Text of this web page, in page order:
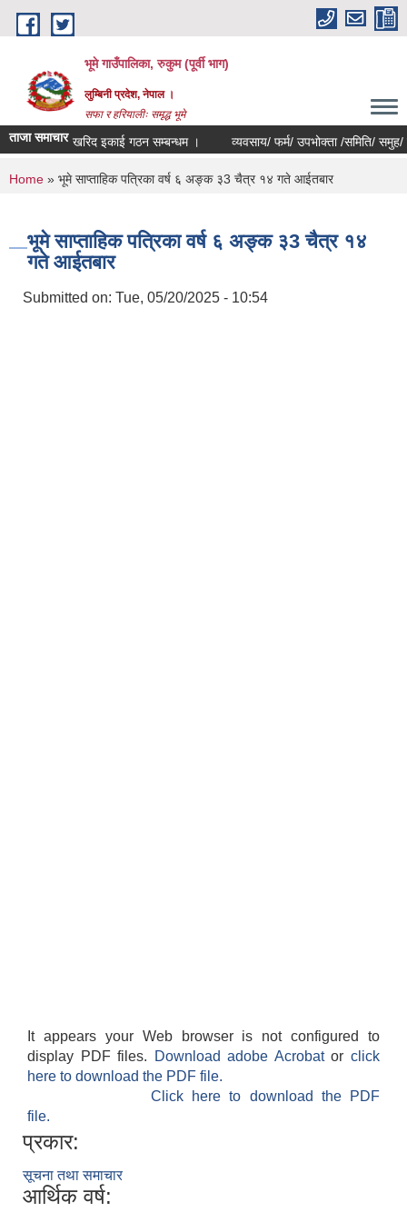
Skip to main content
भूमे गाउँपालिका, रुकुम (पूर्वी भाग)
लुम्बिनी प्रदेश, नेपाल ।
सफा र हरियालीः समृद्ध भूमे
ताजा समाचार
खरिद इकाई गठन सम्बन्धम । व्यवसाय/ फर्म/ उपभोक्ता /समिति/ समुह/
You are here
Home » भूमे साप्ताहिक पत्रिका वर्ष ६ अङ्क ३3 चैत्र १४ गते आईतबार
भूमे साप्ताहिक पत्रिका वर्ष ६ अङ्क ३3 चैत्र १४
गते आईतबार
Submitted on: Tue, 05/20/2025 - 10:54
It appears your Web browser is not configured to
display PDF files.
Download adobe Acrobatorclick
here to download the PDF file.
Click here to download the PDF
file.
प्रकार:
सूचना तथा समाचार
आर्थिक वर्ष: